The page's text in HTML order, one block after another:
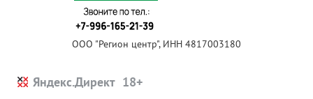
ООО "Регион центр", ИНН 4817003180
Яндекс.Директ